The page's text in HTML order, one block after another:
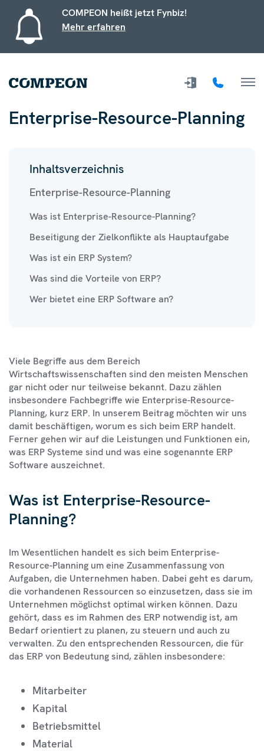
COMPEON heißt jetzt Fynbiz!
Mehr erfahren
Enterprise-Resource-Planning
Inhaltsverzeichnis
Enterprise-Resource-Planning
Was ist Enterprise-Resource-Planning?
Beseitigung der Zielkonflikte als Hauptaufgabe
Was ist ein ERP System?
Was sind die Vorteile von ERP?
Wer bietet eine ERP Software an?
Viele Begriffe aus dem Bereich
Wirtschaftswissenschaften sind den meisten Menschen
gar nicht oder nur teilweise bekannt. Dazu zählen
insbesondere Fachbegriffe wie Enterprise-Resource-
Planning, kurz ERP. In unserem Beitrag möchten wir uns
damit beschäftigen, worum es sich beim ERP handelt.
Ferner gehen wir auf die Leistungen und Funktionen ein,
was ERP Systeme sind und was eine sogenannte ERP
Software auszeichnet.
Was ist Enterprise-Resource-
Planning?
Im Wesentlichen handelt es sich beim Enterprise-
Resource-Planning um eine Zusammenfassung von
Aufgaben, die Unternehmen haben. Dabei geht es darum,
die vorhandenen Ressourcen so einzusetzen, dass sie im
Unternehmen möglichst optimal wirken können. Dazu
gehört, dass es im Rahmen des ERP notwendig ist, am
Bedarf orientiert zu planen, zu steuern und auch zu
verwalten. Zu den entsprechenden Ressourcen, die für
das ERP von Bedeutung sind, zählen insbesondere:
Mitarbeiter
Kapital
Betriebsmittel
Material